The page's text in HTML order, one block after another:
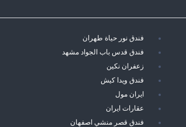
فندق نور حياة طهران
فندق قدس باب الجواد مشهد
زعفران نكين
فندق ويدا كيش
ايران مول
عقارات ايران
فندق قصر منشي اصفهان